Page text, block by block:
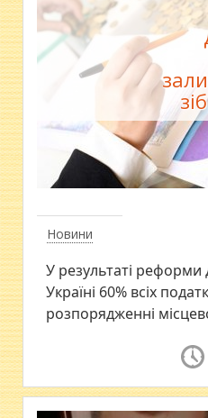
Новини
У результаті реформи
Україні 60% всіх
розпорядженні